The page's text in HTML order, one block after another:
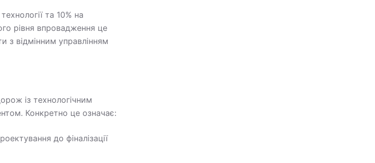
та 10% на
рівня впровадження це
з відмінним управлінням
із технологічним
Конкретно це означає:
до фіналізації